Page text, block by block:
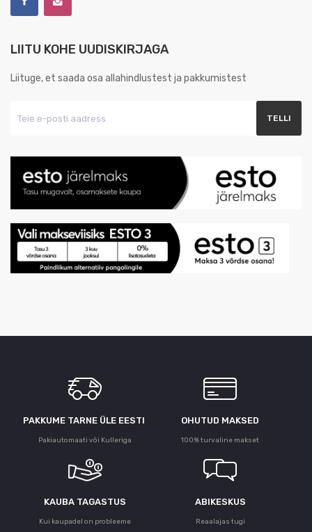
LIITU KOHE UUDISKIRJAGA
Liituge, et saada osa allahindlustest ja pakkumistest
PAKKUME TARNE ÜLE ЕESTI
Pakiautomaati või Kulleriga
OHUTUD MAKSED
100% turvaline makset
KAUBA TAGASTUS
Kui kaupadel on probleeme
ABIKESKUS
Reaalajas tugi